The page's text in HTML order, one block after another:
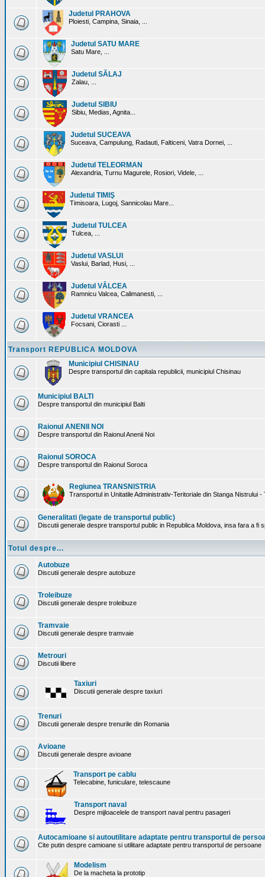
Judetul PRAHOVA
Ploiesti, Campina, Sinaia, ...
Judetul SATU MARE
Satu Mare, ...
Judetul SĂLAJ
Zalau, ...
Judetul SIBIU
Sibiu, Medias, Agnita...
Judetul SUCEAVA
Suceava, Campulung, Radauti, Falticeni, Vatra Dornei, ...
Judetul TELEORMAN
Alexandria, Turnu Magurele, Rosiori, Videle, ...
Judetul TIMIŞ
Timisoara, Lugoj, Sannicolau Mare...
Judetul TULCEA
Tulcea, ...
Judetul VASLUI
Vaslui, Barlad, Husi, ...
Judetul VÂLCEA
Ramnicu Valcea, Calimanesti, ...
Judetul VRANCEA
Focsani, Ciorasti ...
Transport REPUBLICA MOLDOVA
Municipiul CHISINAU
Despre transportul din capitala republicii, municipiul Chisinau
Municipiul BALTI
Despre transportul din municipiul Balti
Raionul ANENII NOI
Despre transportul din Raionul Anenii Noi
Raionul SOROCA
Despre transportul din Raionul Soroca
Regiunea TRANSNISTRIA
Transportul in Unitatile Administrativ-Teritoriale din Stanga Nistrului -
Generalitati (legate de transportul public)
Discutii generale despre transportul public in Republica Moldova, insa fara a fi
Totul despre...
Autobuze
Discutii generale despre autobuze
Troleibuze
Discutii generale despre troleibuze
Tramvaie
Discutii generale despre tramvaie
Metrouri
Discutii libere
Taxiuri
Discutii generale despre taxiuri
Trenuri
Discutii generale despre trenurile din Romania
Avioane
Discutii generale despre avioane
Transport pe cablu
Telecabine, funiculare, telescaune
Transport naval
Despre mijloacelele de transport naval pentru pasageri
Autocamioane si autoutilitare adaptate pentru transportul de
Cite putin despre camioane si utilitare adaptate pentru transportul de persoane
Modelism
De la macheta la prototip